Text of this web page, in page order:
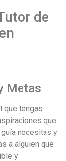
de
Metas
que tengas
que
necesitas y
a alguien que
y